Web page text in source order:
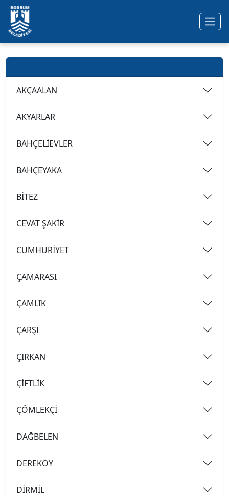
Ana içeriğe geç
AKÇAALAN
AKYARLAR
BAHÇELİEVLER
BAHÇEYAKA
BİTEZ
CEVAT ŞAKİR
CUMHURİYET
ÇAMARASI
ÇAMLIK
ÇARŞI
ÇIRKAN
ÇİFTLİK
ÇÖMLEKÇİ
DAĞBELEN
DEREKÖY
DİRMİL